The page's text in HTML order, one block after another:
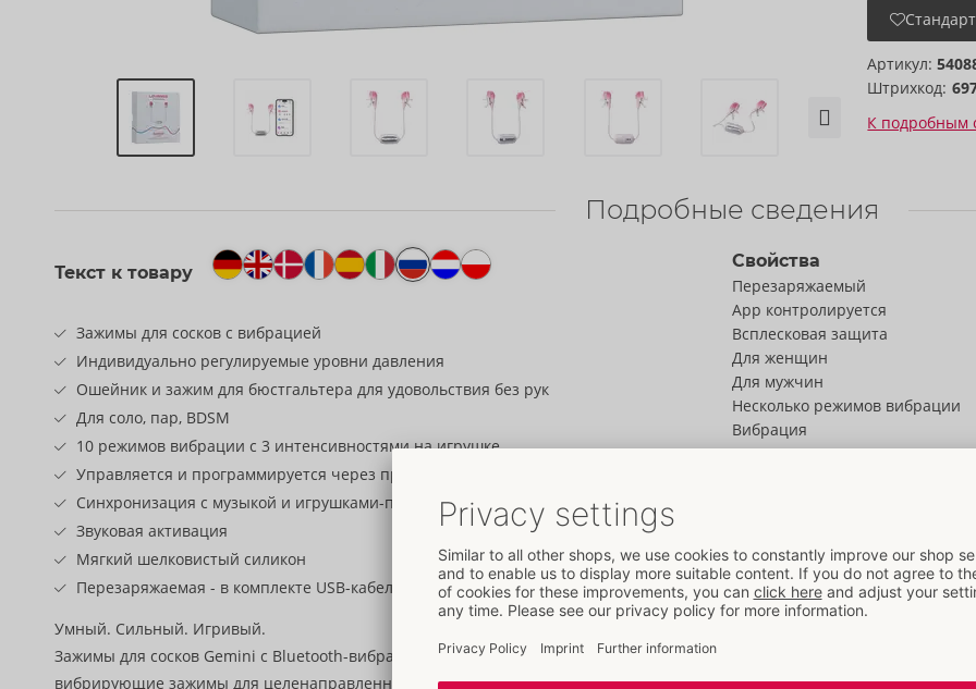
Артикул:
Штрихкод:
К подробным
Подробные сведения
Текст к товару
Зажимы для сосков с вибрацией
Индивидуально регулируемые уровни давления
Ошейник и зажим для бюстгальтера для удовольствия без рук
Для соло, пар, BDSM
10 режимов вибрации с 3 интенсивностями на игрушке
Управляется и программируется через приложение Lovense
Синхронизация с музыкой и игрушками-партнерами
Звуковая активация
Мягкий шелковистый силикон
Перезаряжаемая - в комплекте USB-кабель для зарядки
Умный. Сильный. Игривый.
Зажимы для сосков Gemini с Bluetooth-вибрацией от Lovense - это
вибрирующие зажимы для целенаправленной стимуляции сосков и
Свойства
Перезаряжаемый
App контролируется
Всплесковая защита
Для женщин
Для мужчин
Несколько режимов вибрации
Вибрация
К материальной информации
Размер
Длина: 23,3 cm
Упаковка